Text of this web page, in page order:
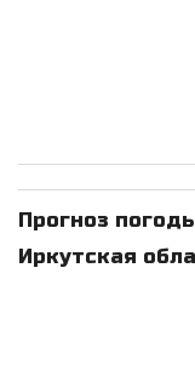
Прогноз
Иркутская